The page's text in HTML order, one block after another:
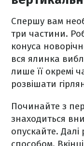
Спершу вам
три частини.
конуса
вся ялинка
лише її окремі
розвішати
Починайте з
знаходиться
опускайте.